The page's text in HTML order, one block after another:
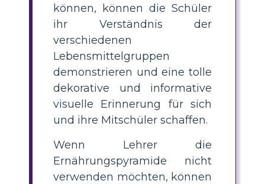
können, können die Schüler
ihr Verständnis der
verschiedenen
Lebensmittelgruppen
demonstrieren und eine tolle
dekorative und informative
visuelle Erinnerung für sich
und ihre Mitschüler schaffen.
Wenn Lehrer die
Ernährungspyramide nicht
verwenden möchten, können